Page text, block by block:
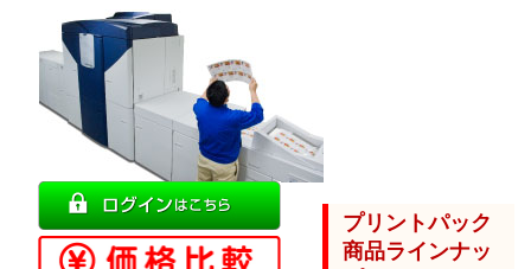
プリントパック
商品ラインナッ